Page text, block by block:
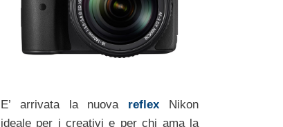
E’ arrivata la nuova reflex Nikon
ideale per i creativi e per chi ama la